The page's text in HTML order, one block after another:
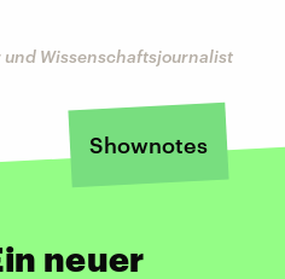
Wissenschaftsjournalist
Shownotes
neuer